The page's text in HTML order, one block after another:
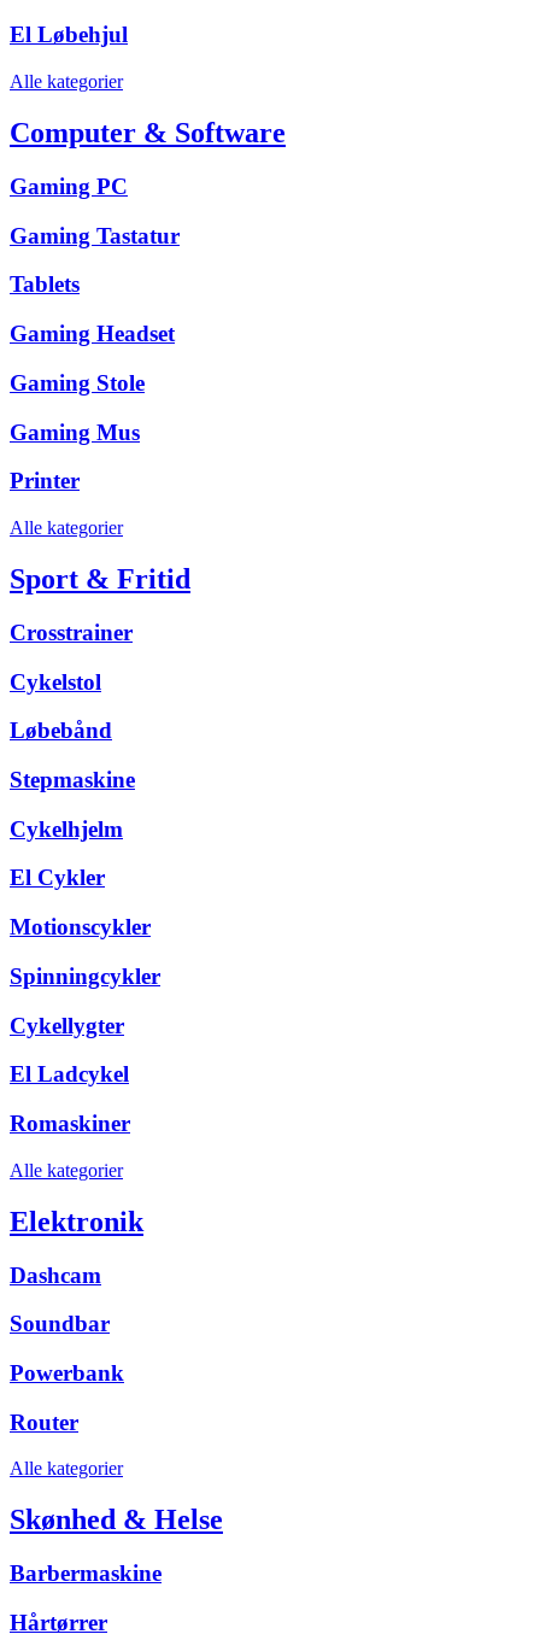
El Løbehjul
Alle kategorier
Computer & Software
Gaming PC
Gaming Tastatur
Tablets
Gaming Headset
Gaming Stole
Gaming Mus
Printer
Alle kategorier
Sport & Fritid
Crosstrainer
Cykelstol
Løbebånd
Stepmaskine
Cykelhjelm
El Cykler
Motionscykler
Spinningcykler
Cykellygter
El Ladcykel
Romaskiner
Alle kategorier
Elektronik
Dashcam
Soundbar
Powerbank
Router
Alle kategorier
Skønhed & Helse
Barbermaskine
Hårtørrer